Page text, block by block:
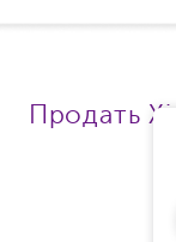
Продать